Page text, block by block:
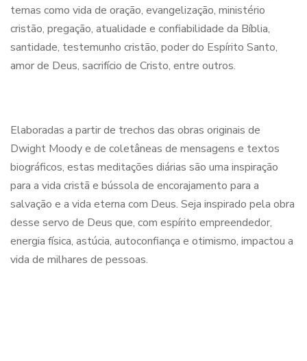
temas como vida de oração, evangelização, ministério
cristão, pregação, atualidade e confiabilidade da Bíblia,
santidade, testemunho cristão, poder do Espírito Santo,
amor de Deus, sacrifício de Cristo, entre outros.
Elaboradas a partir de trechos das obras originais de
Dwight Moody e de coletâneas de mensagens e textos
biográficos, estas meditações diárias são uma inspiração
para a vida cristã e bússola de encorajamento para a
salvação e a vida eterna com Deus. Seja inspirado pela obra
desse servo de Deus que, com espírito empreendedor,
energia física, astúcia, autoconfiança e otimismo, impactou a
vida de milhares de pessoas.